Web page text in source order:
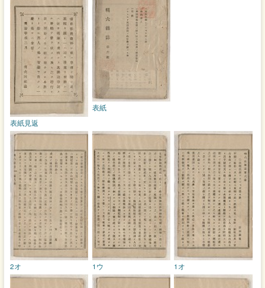
表紙
表紙見返
1オ
1ウ
2オ